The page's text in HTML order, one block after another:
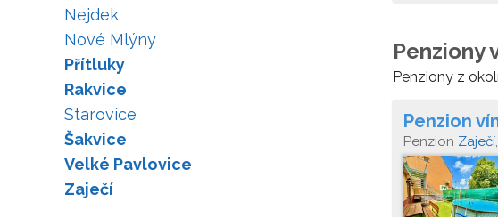
Penziony
Penziony z
Penzion
Penzion Zaječí
Nejdek
Nové Mlýny
Přítluky
Rakvice
Starovice
Šakvice
Velké Pavlovice
Zaječí